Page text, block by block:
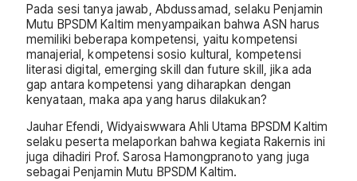
Pada sesi tanya jawab, Abdussamad, selaku Penjamin
Mutu BPSDM Kaltim menyampaikan bahwa ASN harus
memiliki beberapa kompetensi, yaitu kompetensi
manajerial, kompetensi sosio kultural, kompetensi
literasi digital, emerging skill dan future skill, jika ada
gap antara kompetensi yang diharapkan dengan
kenyataan, maka apa yang harus dilakukan?
Jauhar Efendi, Widyaiswwara Ahli Utama BPSDM Kaltim
selaku peserta melaporkan bahwa kegiata Rakernis ini
juga dihadiri Prof. Sarosa Hamongpranoto yang juga
sebagai Penjamin Mutu BPSDM Kaltim.